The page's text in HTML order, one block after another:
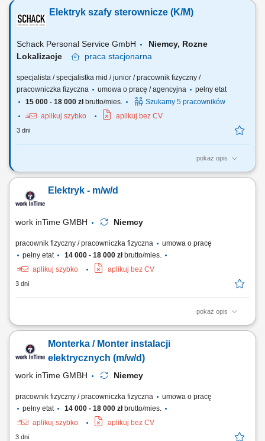
elektryczne; Wymagania: Wykształcenie elektryczne lub w trakcie nauki;
Doświadczenie zawodowe na podobnym stanowisku; Uprawnienia
Elektryk szafy sterownicze (K/M)
Schack Personal Service GmbH
Niemcy, Rozne
Lokalizacje
praca stacjonarna
specjalista / specjalistka mid / junior / pracownik fizyczny /
pracowniczka fizyczna
umowa o pracę / agencyjna
pełny etat
15 000 - 18 000 złbrutto/mies.
Szukamy 5 pracowników
aplikuj szybko
aplikuj bez CV
3 dni
pokaż opis
Opis stanowiska: Montaż szaf sterowniczych na podstawie schematów
rysunkiem technicznym; Okablowanie modułów oraz wykonywanie
połączeń elektrycznych; Przeprowadzanie testów funkcjonalnych i
Elektryk - m/w/d
work inTime GMBH Niemcy
pracownik fizyczny / pracowniczka fizyczna
umowa o pracę
pełny etat
14 000 - 18 000 złbrutto/mies.
aplikuj szybko
aplikuj bez CV
3 dni
pokaż opis
Twój zakres obowiązków: Montaż instalacji elektrycznych w budynkach
starych przewodów elektrycznych; Montaż i podłączanie szaf
sterowniczych Umiejętność współpracy w zespole Polsko-Niemieckim;
Monterka / Monter instalacji
elektrycznych (m/w/d)
work inTime GMBH Niemcy
pracownik fizyczny / pracowniczka fizyczna
umowa o pracę
pełny etat
14 000 - 18 000 złbrutto/mies.
aplikuj szybko
aplikuj bez CV
3 dni